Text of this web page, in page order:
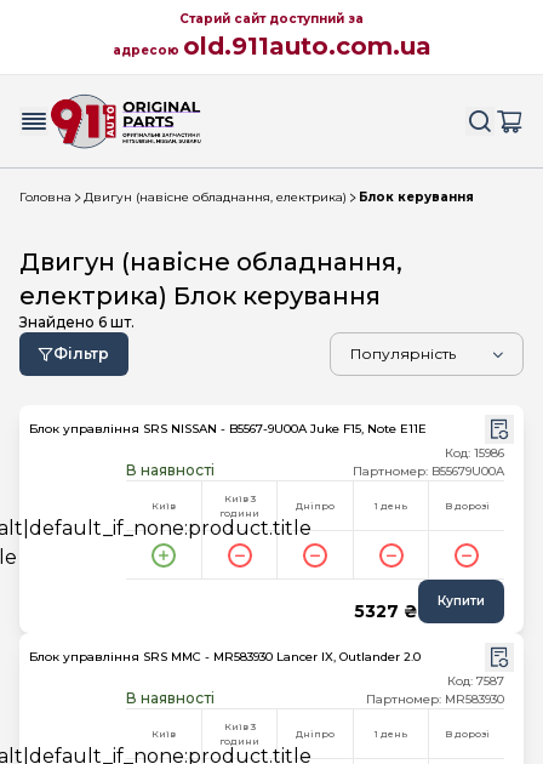
Старий сайт доступний за
адресою old.911auto.com.ua
Головна Двигун (навісне обладнання, електрика) Блок керування
Двигун (навісне обладнання,
електрика) Блок керування
Знайдено 6 шт.
Фільтр
Блок управління SRS NISSAN - B5567-9U00A Juke F15, Note E11E
В наявності
Код: 15986
Партномер: B55679U00A
Київ
Київ 3
години
Дніпро 1 день В дорозі
5327 ₴ Купити
Блок управління SRS MMC - MR583930 Lancer IX, Outlander 2.0
В наявності
Код: 7587
Партномер: MR583930
Київ
Київ 3
години
Дніпро 1 день В дорозі